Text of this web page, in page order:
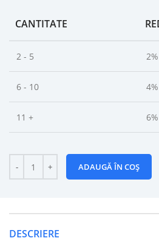
CANTITATE
2 - 5 2%
6 - 10 4%
11 + 6%
ADAUGĂ ÎN COȘ
DESCRIERE